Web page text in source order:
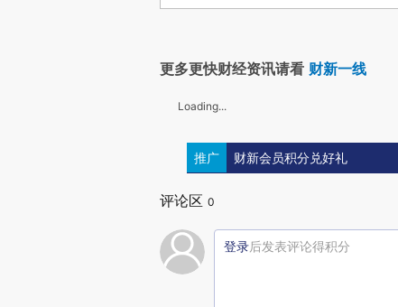
更多更快财经资讯请看 财新一线
Loading...
推广 财新会员积分兑好礼
评论区 0
登录后发表评论得积分